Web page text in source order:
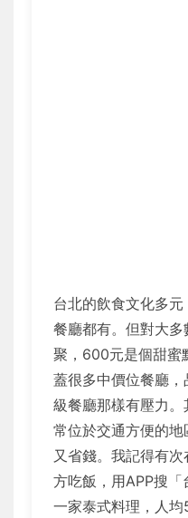
台北的飲食文化多
餐廳都有。但對大
聚，600元是個甜蜜
蓋很多中價位餐廳
級餐廳那樣有壓力
常位於交通方便的
又省錢。我記得有
方吃飯，用APP搜
一家泰式料理，人